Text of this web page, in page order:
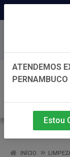
INÍCIO
ATENDEMOS
PERNAMBUCO
Estou